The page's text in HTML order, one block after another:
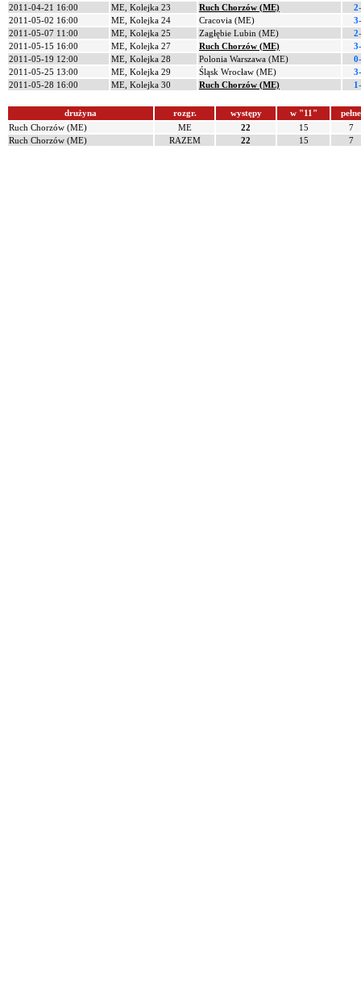
2011-04-21 16:00
ME, Kolejka 23 Ruch Chorzów (ME)
2011-05-02 16:00
ME, Kolejka 24 Cracovia (ME)
2011-05-07 11:00
ME, Kolejka 25 Zagłębie Lubin (ME)
2011-05-15 16:00
ME, Kolejka 27 Ruch Chorzów (ME)
2011-05-19 12:00
ME, Kolejka 28 Polonia Warszawa (ME)
2011-05-25 13:00
ME, Kolejka 29 Śląsk Wrocław (ME)
2011-05-28 16:00
ME, Kolejka 30 Ruch Chorzów (ME)
drużyna rozgr. występy w "11"
pełne
Ruch Chorzów (ME)
ME 22 15
7
Ruch Chorzów (ME)
RAZEM 22 15 7